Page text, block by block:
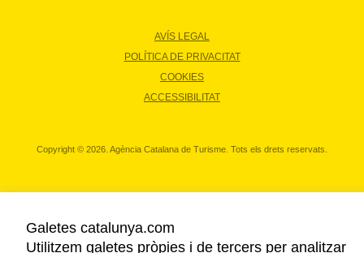
AVÍS LEGAL
POLÍTICA DE PRIVACITAT
COOKIES
ACCESSIBILITAT
Copyright © 2026. Agència Catalana de Turisme. Tots els drets reservats.
Galetes catalunya.com
Utilitzem galetes pròpies i de tercers per analitzar